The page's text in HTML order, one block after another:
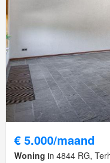
€ 5.000/maand
Woning in 4844 RG,